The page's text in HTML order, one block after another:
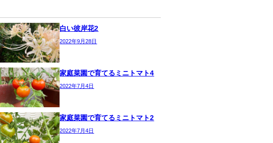
白い彼岸花2
2022年9月28日
家庭菜園で育てるミニトマト4
2022年7月4日
家庭菜園で育てるミニトマト2
2022年7月4日